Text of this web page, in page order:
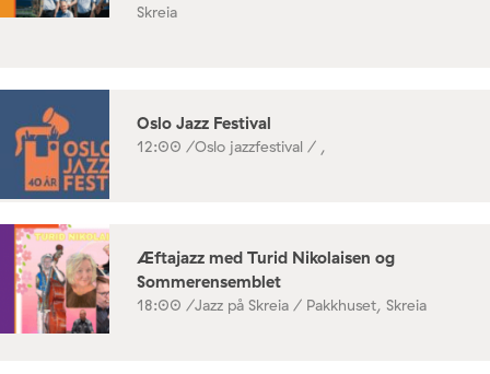
Skreia
Oslo Jazz Festival
12:00 /Oslo jazzfestival / ,
Æftajazz med Turid Nikolaisen og
Sommerensemblet
18:00 /Jazz på Skreia / Pakkhuset, Skreia